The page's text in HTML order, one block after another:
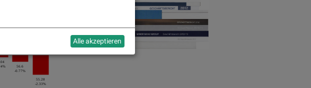
56.6
-0.77%
55.28
-2.33%
Alle akzeptieren